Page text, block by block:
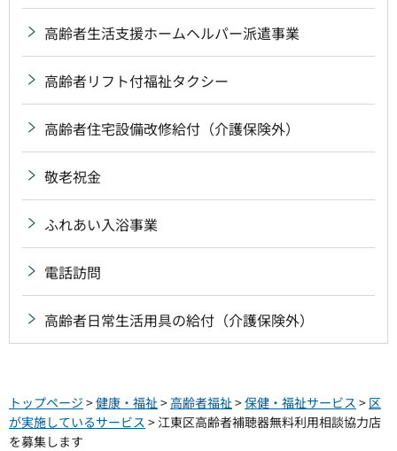
高齢者生活支援ホームヘルパー派遣事業
高齢者リフト付福祉タクシー
高齢者住宅設備改修給付（介護保険外）
敬老祝金
ふれあい入浴事業
電話訪問
高齢者日常生活用具の給付（介護保険外）
トップページ >健康・福祉 > 高齢者福祉 >保健・福祉サービス > 区
が実施しているサービス > 江東区高齢者補聴器無料利用相談協力店
を募集します